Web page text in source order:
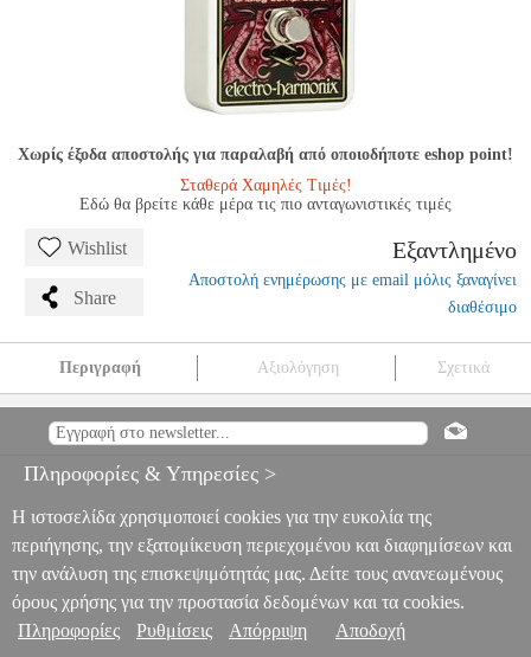
Χωρίς έξοδα αποστολής για παραλαβή από οποιοδήποτε eshop point!
Σταθερά Χαμηλές Τιμές!
Εδώ θα βρείτε κάθε μέρα τις πιο ανταγωνιστικές τιμές
Wishlist
Share
Εξαντλημένο
Αποστολή ενημέρωσης με email μόλις ξαναγίνει
διαθέσιμο
Περιγραφή Αξιολόγηση Σχετικά
COMPRESSOR ΠΕΤΑΛΙ MSC.003507
ELECTRO-
ELECTRO-HARMONIX TONE CORSET ANALOG
0
Πληροφορίες & Υπηρεσίες >
Η ιστοσελίδα χρησιμοποιεί cookies για την ευκολία της
περιήγησης, την εξατομίκευση περιεχομένου και διαφημίσεων και
την ανάλυση της επισκεψιμότητάς μας. Δείτε τους ανανεωμένους
όρους χρήσης για την προστασία δεδομένων και τα cookies.
Πληροφορίες
Ρυθμίσεις Απόρριψη Αποδοχή